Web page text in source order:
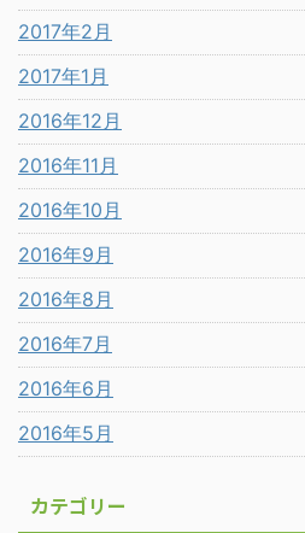
2017年2月
2017年1月
2016年12月
2016年11月
2016年10月
2016年9月
2016年8月
2016年7月
2016年6月
2016年5月
カテゴリー